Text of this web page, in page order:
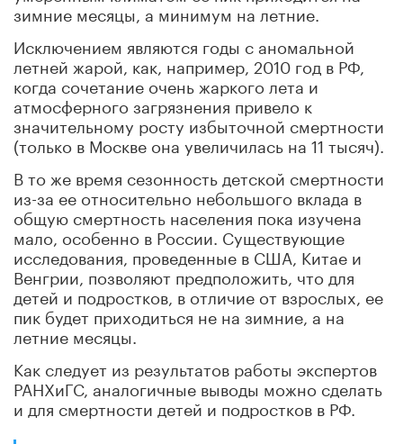
зимние месяцы, а минимум на летние.
Исключением являются годы с аномальной
летней жарой, как, например, 2010 год в РФ,
когда сочетание очень жаркого лета и
атмосферного загрязнения привело к
значительному росту избыточной смертности
(только в Москве она увеличилась на 11 тысяч).
В то же время сезонность детской смертности
из-за ее относительно небольшого вклада в
общую смертность населения пока изучена
мало, особенно в России. Существующие
исследования, проведенные в США, Китае и
Венгрии, позволяют предположить, что для
детей и подростков, в отличие от взрослых, ее
пик будет приходиться не на зимние, а на
летние месяцы.
Как следует из результатов работы экспертов
РАНХиГС, аналогичные выводы можно сделать
и для смертности детей и подростков в РФ.